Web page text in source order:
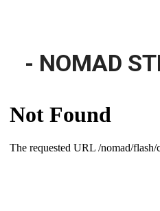
- NOMAD